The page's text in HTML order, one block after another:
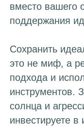
вместо вашего
поддержания
Сохранить
это не миф, а
подхода и
инструментов.
солнца и
инвестируете в